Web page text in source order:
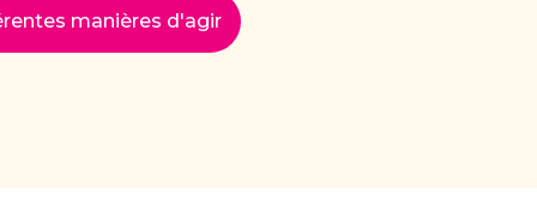
manières d'agir